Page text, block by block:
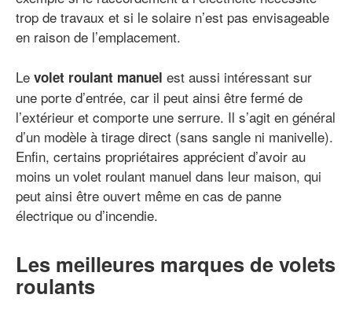
trop de travaux et si le solaire n’est pas envisageable
en raison de l’emplacement.
Le volet roulant manuel est aussi intéressant sur
une porte d’entrée, car il peut ainsi être fermé de
l’extérieur et comporte une serrure. Il s’agit en général
d’un modèle à tirage direct (sans sangle ni manivelle).
Enfin, certains propriétaires apprécient d’avoir au
moins un volet roulant manuel dans leur maison, qui
peut ainsi être ouvert même en cas de panne
électrique ou d’incendie.
Les meilleures marques de volets
roulants